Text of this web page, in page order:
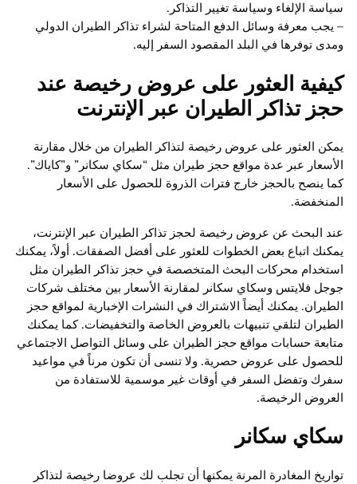
سياسة الإلغاء وسياسة تغيير التذاكر.
– يجب معرفة وسائل الدفع المتاحة لشراء تذاكر الطيران الدولي
ومدى توفرها في البلد المقصود السفر إليه.
كيفية العثور على عروض رخيصة عند
حجز تذاكر الطيران عبر الإنترنت
يمكن العثور على عروض رخيصة لتذاكر الطيران من خلال مقارنة
الأسعار عبر عدة مواقع حجز طيران مثل “سكاي سكانر” و”كاياك”.
كما ينصح بالحجز خارج فترات الذروة للحصول على الأسعار
المنخفضة.
عند البحث عن عروض رخيصة لحجز تذاكر الطيران عبر الإنترنت،
يمكنك اتباع بعض الخطوات للعثور على أفضل الصفقات. أولاً، يمكنك
استخدام محركات البحث المتخصصة في حجز تذاكر الطيران مثل
جوجل فلايتس وسكاي سكانر لمقارنة الأسعار بين مختلف شركات
الطيران. يمكنك أيضاً الاشتراك في النشرات الإخبارية لمواقع حجز
الطيران لتلقي تنبيهات بالعروض الخاصة والتخفيضات. كما يمكنك
متابعة حسابات مواقع حجز الطيران على وسائل التواصل الاجتماعي
للحصول على عروض حصرية. ولا تنسى أن تكون مرناً في مواعيد
سفرك وتفضل السفر في أوقات غير موسمية للاستفادة من
العروض الرخيصة.
سكاي سكانر
تواريخ المغادرة المرنة يمكنها أن تجلب لك عروضا رخيصة لتذاكر